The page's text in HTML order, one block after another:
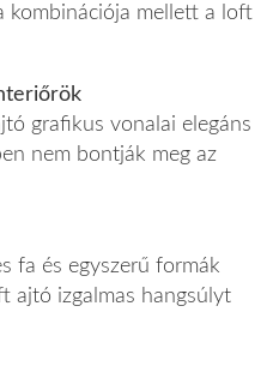
kombinációja mellett a loft
grafikus vonalai elegáns
nem bontják meg az
fa és egyszerű formák
ajtó izgalmas hangsúlyt